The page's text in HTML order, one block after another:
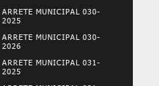
ARRETE MUNICIPAL 030-
2025
ARRETE MUNICIPAL 030-
2026
ARRETE MUNICIPAL 031-
2025